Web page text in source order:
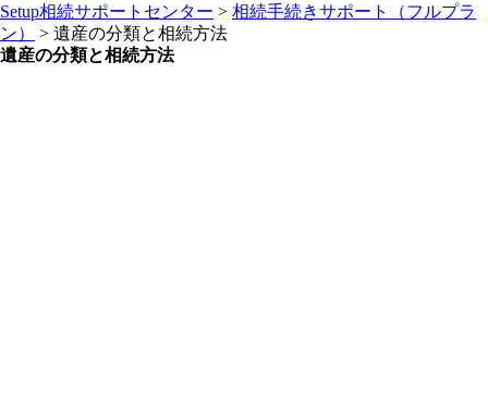
Setup相続サポートセンター > 相続手続きサポート（フルプラ
ン）
> 遺産の分類と相続方法
遺産の分類と相続方法